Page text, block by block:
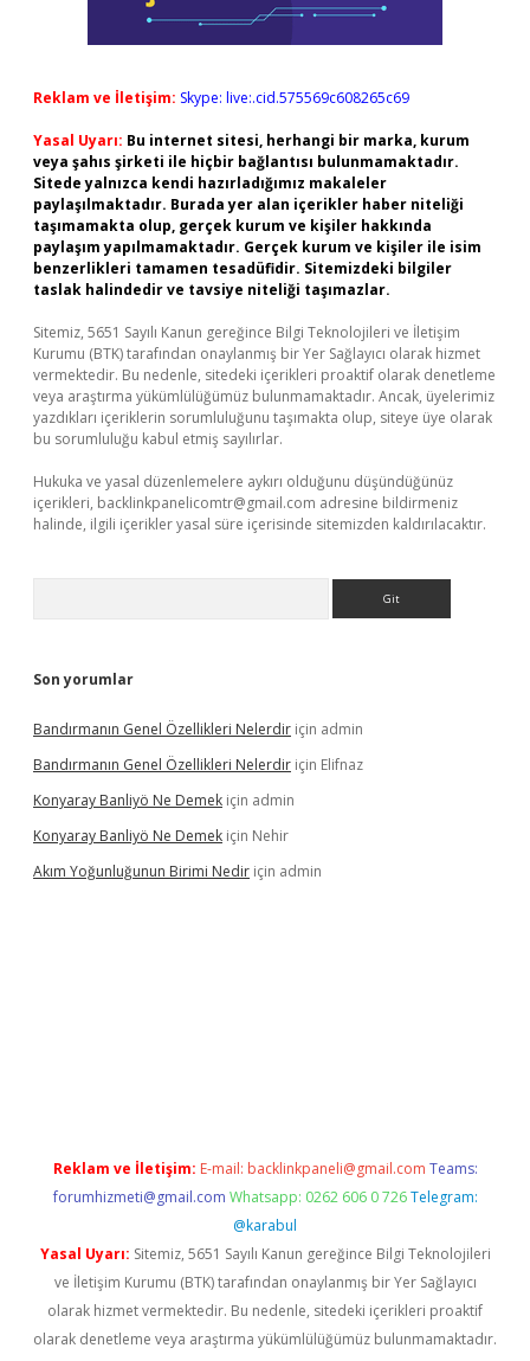
Reklam ve İletişim: Skype: live:.cid.575569c608265c69
Yasal Uyarı: Bu internet sitesi, herhangi bir marka, kurum
veya şahıs şirketi ile hiçbir bağlantısı bulunmamaktadır.
Sitede yalnızca kendi hazırladığımız makaleler
paylaşılmaktadır. Burada yer alan içerikler haber niteliği
taşımamakta olup, gerçek kurum ve kişiler hakkında
paylaşım yapılmamaktadır. Gerçek kurum ve kişiler ile isim
benzerlikleri tamamen tesadüfidir. Sitemizdeki bilgiler
taslak halindedir ve tavsiye niteliği taşımazlar.
Sitemiz, 5651 Sayılı Kanun gereğince Bilgi Teknolojileri ve İletişim
Kurumu (BTK) tarafından onaylanmış bir Yer Sağlayıcı olarak hizmet
vermektedir. Bu nedenle, sitedeki içerikleri proaktif olarak denetleme
veya araştırma yükümlülüğümüz bulunmamaktadır. Ancak, üyelerimiz
yazdıkları içeriklerin sorumluluğunu taşımakta olup, siteye üye olarak
bu sorumluluğu kabul etmiş sayılırlar.
Hukuka ve yasal düzenlemelere aykırı olduğunu düşündüğünüz
içerikleri, backlinkpanelicomtr@gmail.com adresine bildirmeniz
halinde, ilgili içerikler yasal süre içerisinde sitemizden kaldırılacaktır.
Son yorumlar
Bandırmanın Genel Özellikleri Nelerdir için admin
Bandırmanın Genel Özellikleri Nelerdir için Elifnaz
Konyaray Banliyö Ne Demek için admin
Konyaray Banliyö Ne Demek için Nehir
Akım Yoğunluğunun Birimi Nedir için admin
Reklam ve İletişim: E-mail: backlinkpaneli@gmail.com Teams:
forumhizmeti@gmail.com Whatsapp: 0262 606 0 726 Telegram:
@karabul
Yasal Uyarı: Sitemiz, 5651 Sayılı Kanun gereğince Bilgi Teknolojileri
ve İletişim Kurumu (BTK) tarafından onaylanmış bir Yer Sağlayıcı
olarak hizmet vermektedir. Bu nedenle, sitedeki içerikleri proaktif
olarak denetleme veya araştırma yükümlülüğümüz bulunmamaktadır.